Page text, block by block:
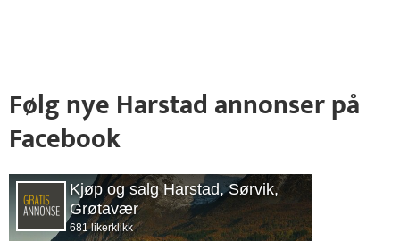
Følg nye Harstad annonser på
Facebook
Kjøp og salg Harstad, Sørvik,
Grøtavær
681 likerklikk